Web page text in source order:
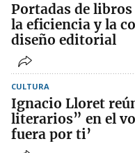
Portadas de
la eficiencia y la
diseño editorial
CULTURA
Ignacio Lloret
literarios” en el
fuera por ti’